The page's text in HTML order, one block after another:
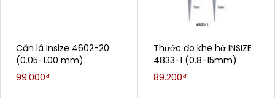
Căn lá Insize 4602-20
(0.05-1.00 mm)
99.000₫
Thước đo khe hở INSIZE
4833-1 (0.8-15mm)
89.200₫